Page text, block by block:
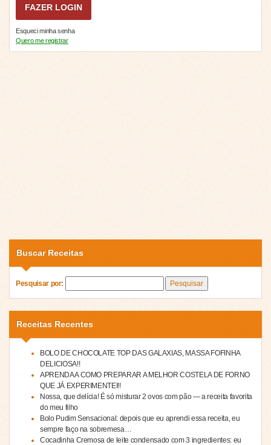
Esqueci minha senha
Quero me registrar
Buscar Receitas
Pesquisar por:
Receitas Recentes
BOLO DE CHOCOLATE TOP DAS GALAXIAS, MASSA FOFINHA
DELICIOSA!!
APRENDA A COMO PREPARAR A MELHOR COSTELA DE FORNO
QUE JÁ EXPERIMENTEI!!
Nossa, que delícia! É só misturar 2 ovos com pão — a receita favorita
do meu filho
Bolo Pudim Sensacional: depois que eu aprendi essa receita, eu
sempre faço na sobremesa…
Cocadinha Cremosa de leite condensado com 3 ingredientes: eu